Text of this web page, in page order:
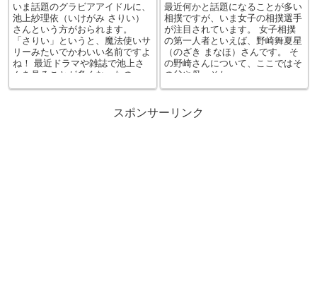
いま話題のグラビアアイドルに、
池上紗理依（いけがみ さりい）
さんという方がおられます。
「さりい」というと、魔法使いサ
リーみたいでかわいい名前ですよ
ね！ 最近ドラマや雑誌で池上さ
んを見ることが多くなったの...
最近何かと話題になることが多い
相撲ですが、いま女子の相撲選手
が注目されています。 女子相撲
の第一人者といえば、野崎舞夏星
（のざき まなほ）さんです。 そ
の野崎さんについて、ここではそ
の父や母、そし...
スポンサーリンク